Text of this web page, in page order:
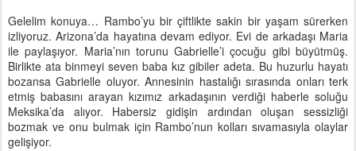
Gelelim konuya… Rambo’yu bir çiftlikte sakin bir yaşam sürerken
izliyoruz. Arizona’da hayatına devam ediyor. Evi de arkadaşı Maria
ile paylaşıyor. Maria’nın torunu Gabrielle’i çocuğu gibi büyütmüş.
Birlikte ata binmeyi seven baba kız gibiler adeta. Bu huzurlu hayatı
bozansa Gabrielle oluyor. Annesinin hastalığı sırasında onları terk
etmiş babasını arayan kızımız arkadaşının verdiği haberle soluğu
Meksika’da alıyor. Habersiz gidişin ardından oluşan sessizliği
bozmak ve onu bulmak için Rambo’nun kolları sıvamasıyla olaylar
gelişiyor.